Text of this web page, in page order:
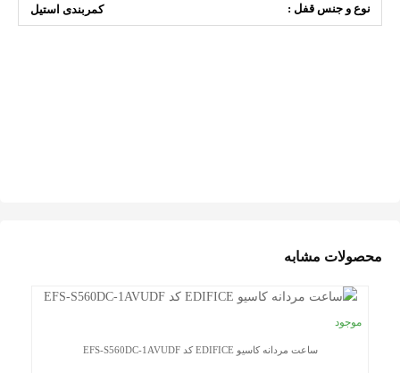
نوع و جنس قفل : کمربندی استیل
محصولات مشابه
موجود
ساعت مردانه کاسیو EDIFICE کد EFS-S560DC-1AVUDF